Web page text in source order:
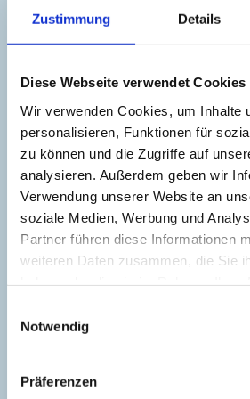
Zustimmung Details
Diese Webseite verwendet Cookies
Wir verwenden Cookies, um Inhalte
personalisieren, Funktionen für
zu können und die Zugriffe auf
analysieren. Außerdem geben wir
Verwendung unserer Website an
soziale Medien, Werbung und
Partner führen diese Informationen
weiteren Daten zusammen, die Sie
Notwendig
Präferenzen
Spurweite. Nur 10 Minuten
Boltenhagen entfernt, fährt
Reppenhagen und zurück.
Piraten Action-